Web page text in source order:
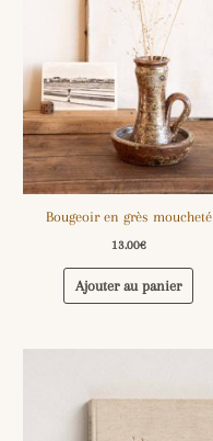
Bougeoir en grès moucheté
13.00€
Ajouter au panier